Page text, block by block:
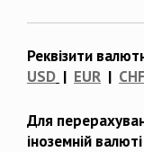
Реквізити
USD | EUR | CHF
Для
іноземній